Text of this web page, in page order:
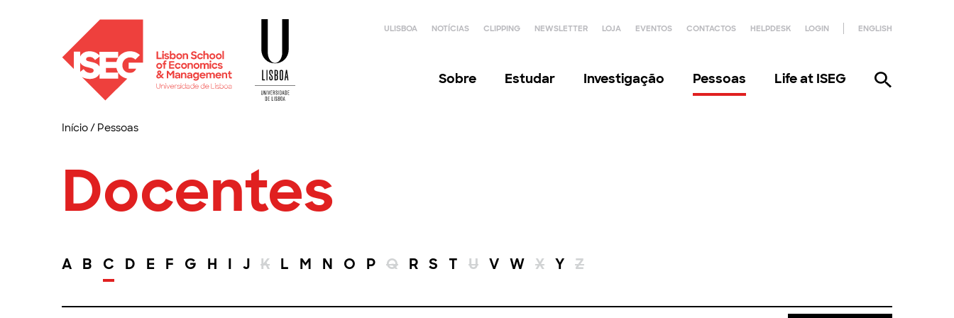
ULISBOA NOTÍCIAS CLIPPING NEWSLETTER LOJA EVENTOS CONTACTOS HELPDESK LOGIN ENGLISH
Sobre Estudar Investigação Pessoas Life at ISEG
Início/ Pessoas
Docentes
A B C D E F G H I J K L M N O P Q R S T U V W X Y Z